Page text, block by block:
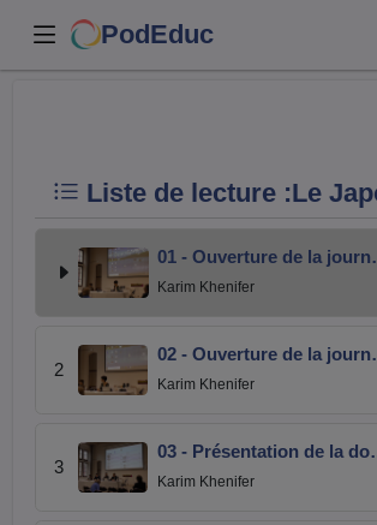
PodEduc
Liste de lecture :Le
01 - Ouverture de la
Karim Khenifer
2
02 - Ouverture de la
Karim Khenifer
3
03 - Présentation de la
Karim Khenifer